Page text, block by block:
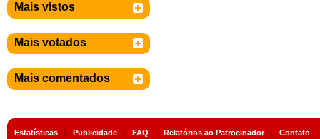
Mais vistos
Mais votados
Mais comentados
Estatísticas | Publicidade | FAQ | Relatórios ao Patrocinador| Contato